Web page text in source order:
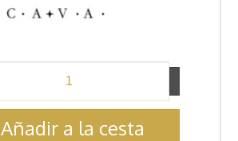
Añadir a la cesta